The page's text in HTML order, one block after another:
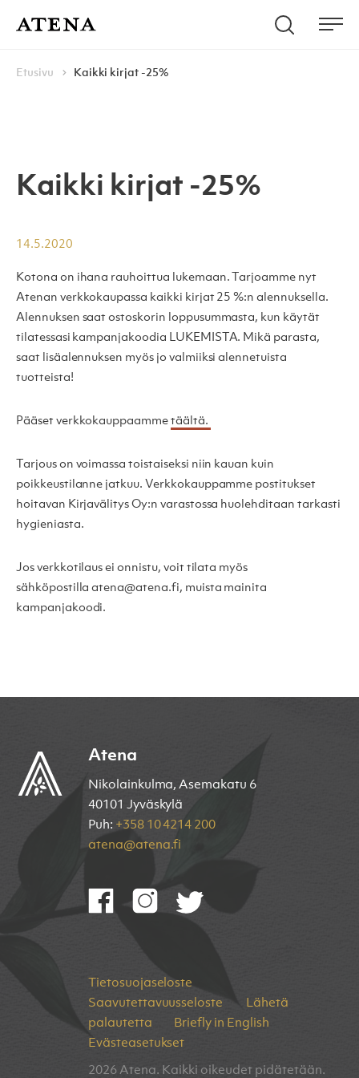
Atena Kustannus Hae
Navigoi
Etusivu
Kaikki kirjat -25%
Kaikki kirjat -25%
14.5.2020
Kotona on ihana rauhoittua lukemaan. Tarjoamme nyt
Atenan verkkokaupassa kaikki kirjat 25 %:n alennuksella.
Alennuksen saat ostoskorin loppusummasta, kun käytät
tilatessasi kampanjakoodia LUKEMISTA. Mikä parasta,
saat lisäalennuksen myös jo valmiiksi alennetuista
tuotteista!
Pääset verkkokauppaamme täältä.
Tarjous on voimassa toistaiseksi niin kauan kuin
poikkeustilanne jatkuu. Verkkokauppamme postitukset
hoitavan Kirjavälitys Oy:n varastossa huolehditaan tarkasti
hygieniasta.
Jos verkkotilaus ei onnistu, voit tilata myös
sähköpostilla atena@atena.fi, muista mainita
kampanjakoodi.
Atena
Nikolainkulma, Asemakatu 6
40101 Jyväskylä
Puh: +358 10 4214 200
atena@atena.fi
Tietosuojaseloste
Saavutettavuusseloste
Lähetä
palautetta
Briefly in English
Evästeasetukset
2026 Atena. Kaikki oikeudet pidätetään.